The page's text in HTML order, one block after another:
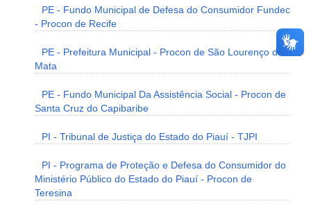
PE - Fundo Municipal de Defesa do Consumidor Fundec
- Procon de Recife
PE - Prefeitura Municipal - Procon de São Lourenço da
Mata
PE - Fundo Municipal Da Assistência Social - Procon de
Santa Cruz do Capibaribe
PI - Tribunal de Justiça do Estado do Piauí - TJPI
PI - Programa de Proteção e Defesa do Consumidor do
Ministério Público do Estado do Piauí - Procon de
Teresina